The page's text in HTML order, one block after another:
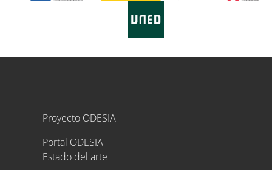
Proyecto ODESIA
Proyecto ODESIA
Portal ODESIA -
Estado del arte